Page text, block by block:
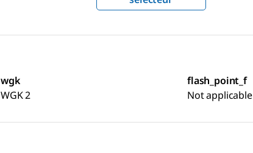
wgk
WGK 2
flash_point_f
Not applicable